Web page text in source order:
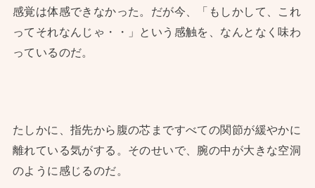
感覚は体感できなかった。だが今、「もしかして、これ
ってそれなんじゃ・・」という感触を、なんとなく味わ
っているのだ。
たしかに、指先から腹の芯まですべての関節が緩やかに
離れている気がする。そのせいで、腕の中が大きな空洞
のように感じるのだ。